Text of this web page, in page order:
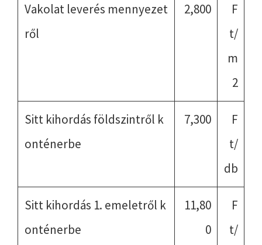
Vakolat leverés mennyezet
ről
2,800
F
t/
m
2
Sitt kihordás földszintről k
onténerbe
7,300
F
t/
db
Sitt kihordás 1. emeletről k
onténerbe
11,80
0
F
t/